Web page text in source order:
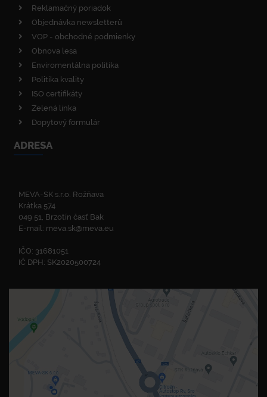
Reklamačný poriadok
Objednávka newsletterů
VOP - obchodné podmienky
Obnova lesa
Enviromentálna politika
Politika kvality
ISO certifikáty
Zelená linka
Dopytový formulár
ADRESA
MEVA-SK s.r.o. Rožňava
Krátka 574
049 51, Brzotín časť Bak
E-mail: meva.sk@meva.eu
IČO: 31681051
IČ DPH: SK2020500724